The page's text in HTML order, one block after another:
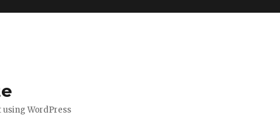
WordPress